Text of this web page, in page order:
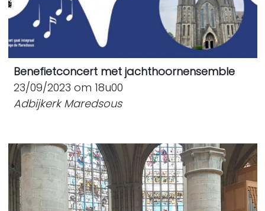
Benefietconcert met jachthoornensemble
23/09/2023 om 18u00
Adbijkerk Maredsous